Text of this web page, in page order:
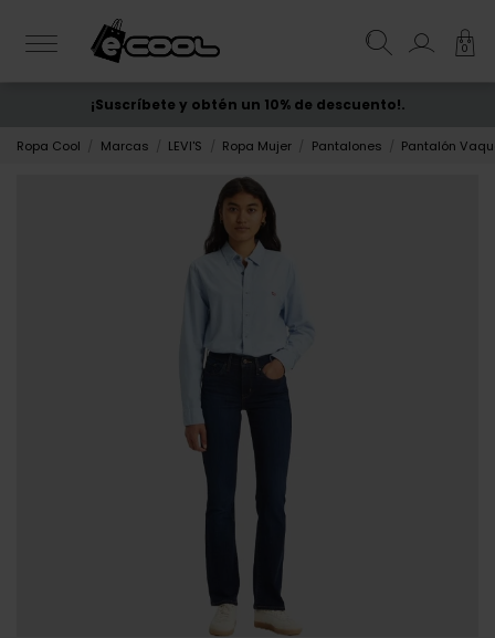
0
ENVÍO GRATIS desde 50€
¡Suscríbete y obtén un 10% de descuento!.
Ropa Cool Marcas LEVI'S Ropa Mujer Pantalones Pantalón